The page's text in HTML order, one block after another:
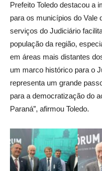
Prefeito Toledo destacou a
para os municípios do Vale
serviços do Judiciário
população da região,
em áreas mais distantes
um marco histórico para o
representa um grande
para a democratização do
Paraná”, afirmou Toledo.